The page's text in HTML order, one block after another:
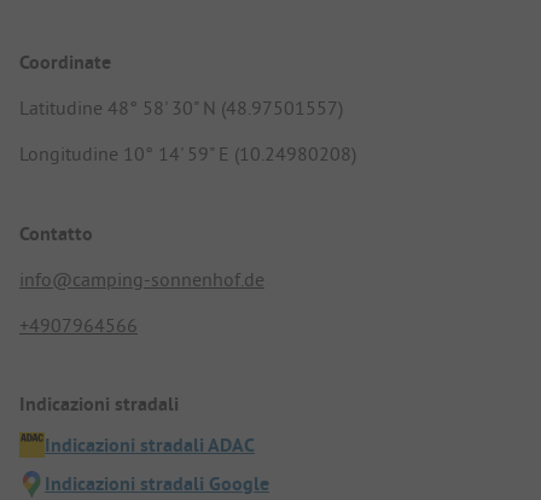
Coordinate
Latitudine 48° 58' 30" N (48.97501557)
Longitudine 10° 14' 59" E (10.24980208)
Contatto
info@camping-sonnenhof.de
+4907964566
Indicazioni stradali
Indicazioni stradali ADAC
Indicazioni stradali Google